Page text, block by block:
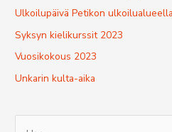
Ulkoilupäivä Petikon ulkoilualueella
Syksyn kielikurssit 2023
Vuosikokous 2023
Unkarin kulta-aika